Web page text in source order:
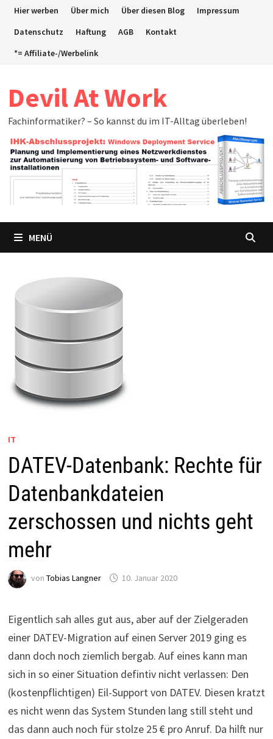
ZumHier werben Über mich Über diesen Blog
Impressum
Datenschutz
Haftung AGB
Kontakt
*= Affiliate-/Werbelink
Devil At Work
Fachinformatiker? – So kannst du im IT-Alltag überleben!
MENÜ
IT
DATEV-Datenbank: Rechte für
Datenbankdateien
zerschossen und nichts geht
mehr
von Tobias Langner 10. Januar 2020
Eigentlich sah alles gut aus, aber auf der Zielgeraden
einer DATEV-Migration auf einen Server 2019 ging es
dann doch noch ziemlich bergab. Auf eines kann man
sich in so einer Situation defintiv nicht verlassen: Den
(kostenpflichtigen) Eil-Support von DATEV. Diesen kratzt
es nicht wenn das System Stunden lang still steht und
das dann auch noch für stolze 25 € pro Anruf. Da hilft nur